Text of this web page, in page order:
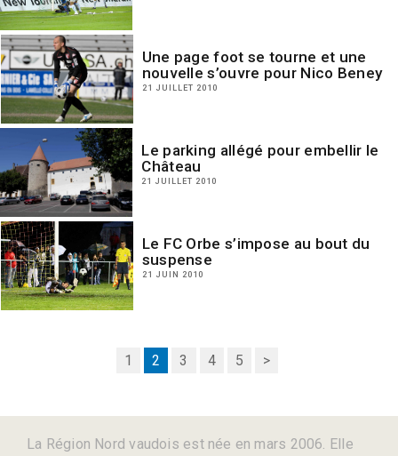
Une page foot se tourne et une
nouvelle s’ouvre pour Nico Beney
21 JUILLET 2010
Le parking allégé pour embellir le
Château
21 JUILLET 2010
Le FC Orbe s’impose au bout du
suspense
21 JUIN 2010
1 2 3 4 5 >
La Région Nord vaudois est née en mars 2006. Elle